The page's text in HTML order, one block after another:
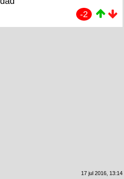
-2
17 jul 2016, 13:14